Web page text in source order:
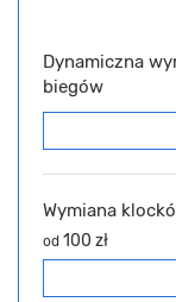
Dynamiczna
biegów
Wymiana
od 100 zł